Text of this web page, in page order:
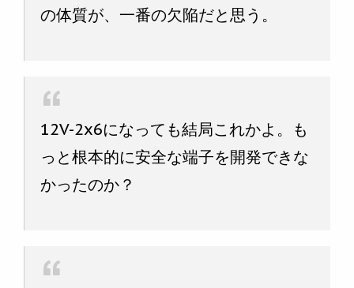
の体質が、一番の欠陥だと思う。
12V-2x6になっても結局これかよ。も
っと根本的に安全な端子を開発できな
かったのか？